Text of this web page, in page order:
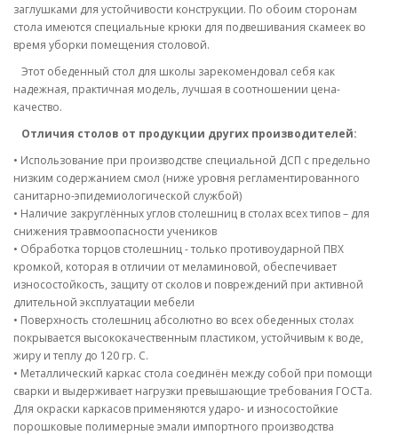
заглушками для устойчивости конструкции. По обоим сторонам
стола имеются специальные крюки для подвешивания скамеек во
время уборки помещения столовой.
Этот обеденный стол для школы зарекомендовал себя как
надежная, практичная модель, лучшая в соотношении цена-
качество.
Отличия столов от продукции других производителей:
• Использование при производстве специальной ДСП с предельно
низким содержанием смол (ниже уровня регламентированного
санитарно-эпидемиологической службой)
• Наличие закруглённых углов столешниц в столах всех типов – для
снижения травмоопасности учеников
• Обработка торцов столешниц - только противоударной ПВХ
кромкой, которая в отличии от меламиновой, обеспечивает
износостойкость, защиту от сколов и повреждений при активной
длительной эксплуатации мебели
• Поверхность столешниц абсолютно во всех обеденных столах
покрывается высококачественным пластиком, устойчивым к воде,
жиру и теплу до 120 гр. С.
• Металлический каркас стола соединён между собой при помощи
сварки и выдерживает нагрузки превышающие требования ГОСТа.
Для окраски каркасов применяются ударо- и износостойкие
порошковые полимерные эмали импортного производства